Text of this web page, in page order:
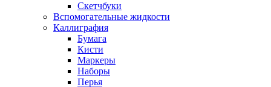
Скетчбуки
Вспомогательные жидкости
Каллиграфия
Бумага
Кисти
Маркеры
Наборы
Перья